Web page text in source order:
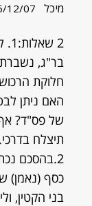
מיכל 12/07
בר"ג,
חלוקת
האם ניתן
של פס"ד? אף
תיצלח
2.בהסכם
כסף (נאמן)
בני הקטין,